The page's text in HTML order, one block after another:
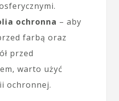
ochronna – aby
farbą oraz
przed
warto użyć
ochronnej.